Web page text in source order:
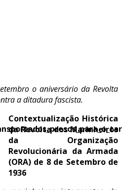
o aniversário da Revolta
a ditadura fascista.
Contextualização Histórica
da Revolta dos Marinheiros
da Organização
Revolucionária da Armada
(ORA) de 8 de Setembro de
1936